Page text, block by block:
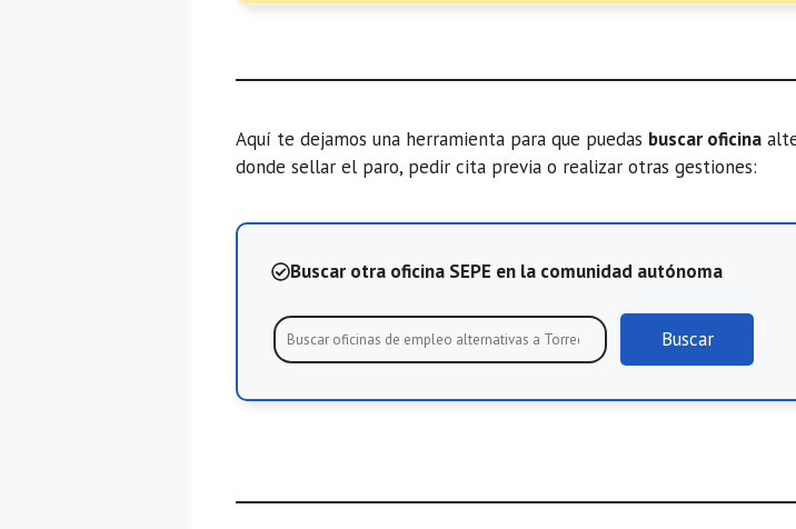
Aquí te dejamos una herramienta para que puedas buscar oficina
donde sellar el paro, pedir cita previa o realizar otras gestiones:
Buscar otra oficina SEPE en la comunidad autónoma
Buscar